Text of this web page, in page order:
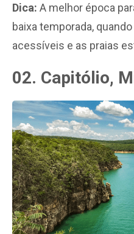
Dica: A melhor época
baixa temporada,
acessíveis e as praias
02. Capitólio,